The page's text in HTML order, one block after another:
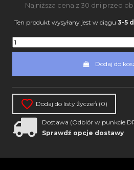
Najniższa cena z 30 dni przed
Ten produkt wysyłany jest w ciągu 3-5
Dodaj do
Dodaj do listy życzeń (0)
Dostawa (Odbiór w punkcie
Sprawdź opcje dostawy